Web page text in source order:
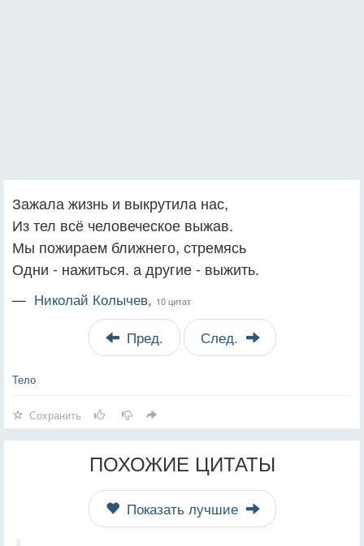
Зажала жизнь и выкрутила нас,
Из тел всё человеческое выжав.
Мы пожираем ближнего, стремясь
Одни - нажиться. а другие - выжить.
— Николай Колычев, 10 цитат
Пред. След.
Тело
Сохранить
ПОХОЖИЕ ЦИТАТЫ
Показать лучшие